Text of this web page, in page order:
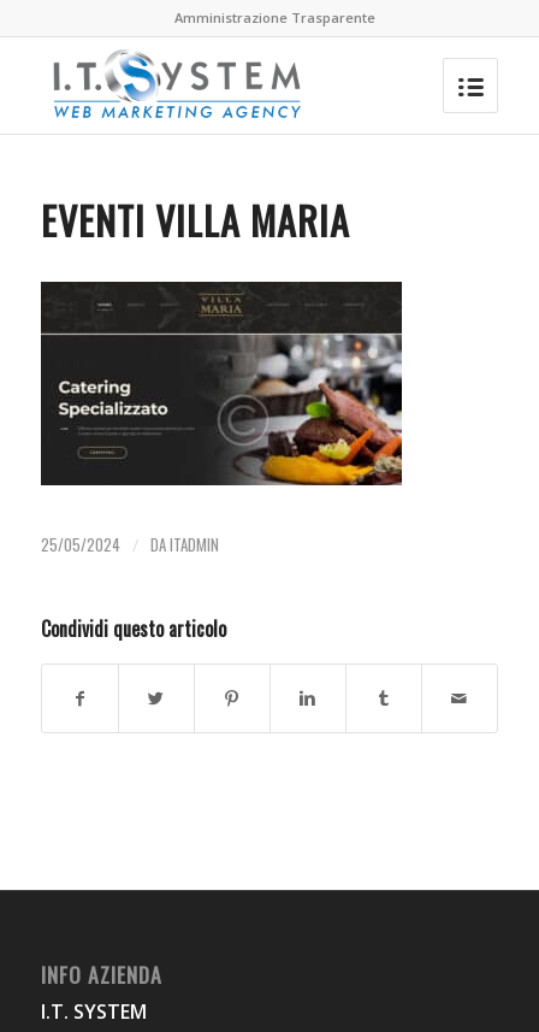
Amministrazione Trasparente
EVENTI VILLA MARIA
25/05/2024 / DAITADMIN
Condividi questo articolo
INFO AZIENDA
I.T. SYSTEM